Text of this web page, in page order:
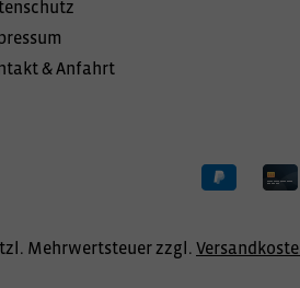
& Anfahrt
Mehrwertsteuer zzgl.